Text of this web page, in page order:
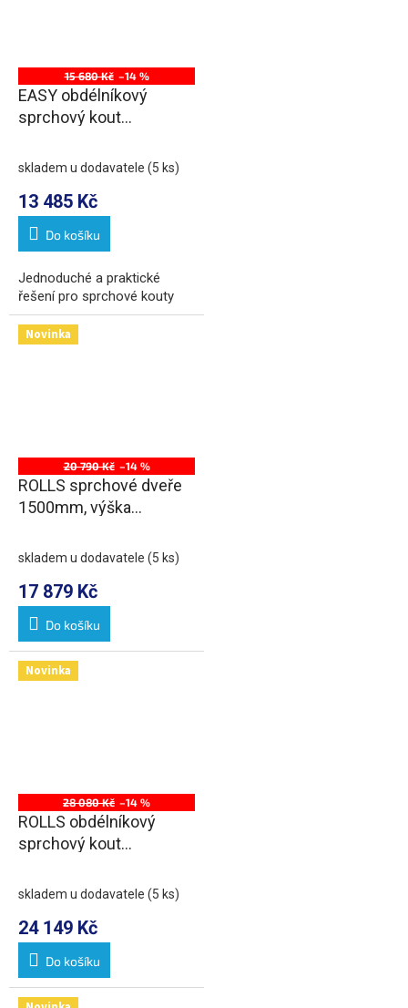
15 680 Kč –14 %
EASY obdélníkový
sprchový kout
L/P varianta
skladem u dodavatele (5 ks)
13 485 Kč
Do košíku
Jednoduché a praktické
řešení pro sprchové kouty
Novinka
20 790 Kč –14 %
ROLLS sprchové dveře
1500mm, výška
skladem u dodavatele (5 ks)
17 879 Kč
Do košíku
Novinka
28 080 Kč –14 %
ROLLS obdélníkový
sprchový kout
varianta, čiré sklo
skladem u dodavatele (5 ks)
24 149 Kč
Do košíku